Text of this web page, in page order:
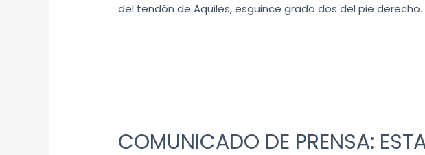
del tendón de Aquiles, esguince grado dos del pie
COMUNICADO DE PRENSA: